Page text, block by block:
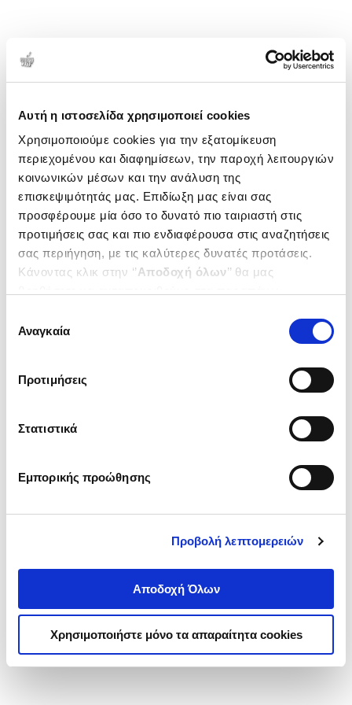
Αυτή η ιστοσελίδα χρησιμοποιεί cookies
Χρησιμοποιούμε cookies για την εξατομίκευση
περιεχομένου και διαφημίσεων, την παροχή λειτουργιών
κοινωνικών μέσων και την ανάλυση της
επισκεψιμότητάς μας. Επιδίωξη μας είναι σας
προσφέρουμε μία όσο το δυνατό πιο ταιριαστή στις
προτιμήσεις σας και πιο ενδιαφέρουσα στις αναζητήσεις
σας περιήγηση, με τις καλύτερες δυνατές προτάσεις.
Κάνοντας κλικ στην ‘’Αποδοχή όλων’’ θα μας
ενδιαφέρουν και να επιλέξετε από τα παρακάτω με την
΄΄και να ενημερωθείτε σχετικά με
συγκατάθεσης
Αναγκαία
Προτιμήσεις
Στατιστικά
Εμπορικής προώθησης
Προβολή λεπτομερειών
Αποδοχή Όλων
Χρησιμοποιήστε μόνο τα απαραίτητα cookies